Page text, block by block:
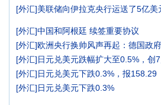
[外汇]美联储向伊拉克央行运送了5亿美
[外汇]中国和阿根廷 续签重要协议
[外汇]欧洲央行换帅风声再起：德国政
[外汇]日元兑美元跌幅扩大至0.5%，创
[外汇]日元兑美元下跌0.3%，报158.29
[外汇]日元兑美元下跌0.3%